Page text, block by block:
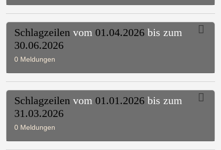
Schlagzeilen vom 01.04.2026 bis zum
30.06.2026
0 Meldungen
Schlagzeilen vom 01.01.2026 bis zum
31.03.2026
0 Meldungen